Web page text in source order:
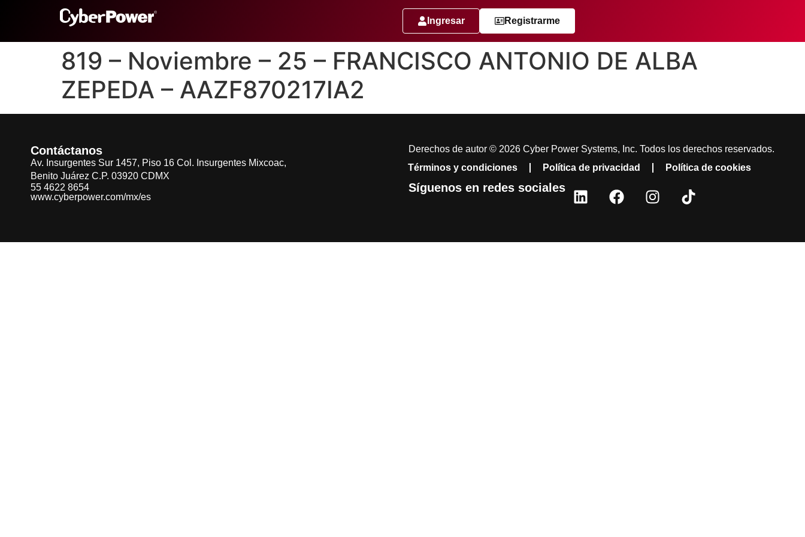
Ingresar Registrarme
819 – Noviembre – 25 – FRANCISCO ANTONIO DE ALBA
ZEPEDA – AAZF870217IA2
Contáctanos
Av. Insurgentes Sur 1457, Piso 16 Col. Insurgentes Mixcoac,
Benito Juárez C.P. 03920 CDMX
55 4622 8654
www.cyberpower.com/mx/es
Derechos de autor © 2026 Cyber Power Systems, Inc. Todos los derechos reservados.
Términos y condiciones
Política de privacidad Política de cookies
Síguenos en redes sociales